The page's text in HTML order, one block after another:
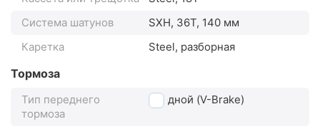
Система шатунов
SXH, 36T, 140 мм
Каретка
Steel, разборная
Тормоза
Тип переднего
тормоза
ободной (V-Brake)